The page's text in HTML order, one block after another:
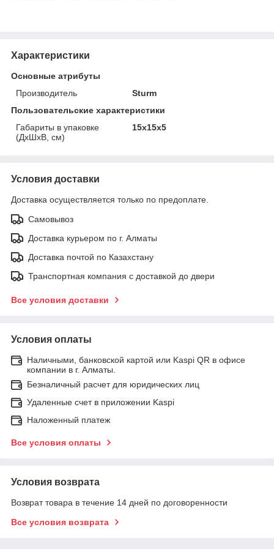
Характеристики
Основные атрибуты
Производитель
Sturm
Пользовательские характеристики
Габариты в упаковке
(ДхШхВ, см)
15x15x5
Условия доставки
Доставка осуществляется только по предоплате.
Самовывоз
Доставка курьером по г. Алматы
Доставка почтой по Казахстану
Транспортная компания с доставкой до двери
Все условия доставки
Условия оплаты
Наличными, банковской картой или Kaspi QR в офисе
компании в г. Алматы.
Безналичный расчет для юридических лиц
Удаленные счет в приложении Kaspi
Наложенный платеж
Все условия оплаты
Условия возврата
Возврат товара в течение 14 дней по договоренности
Все условия возврата